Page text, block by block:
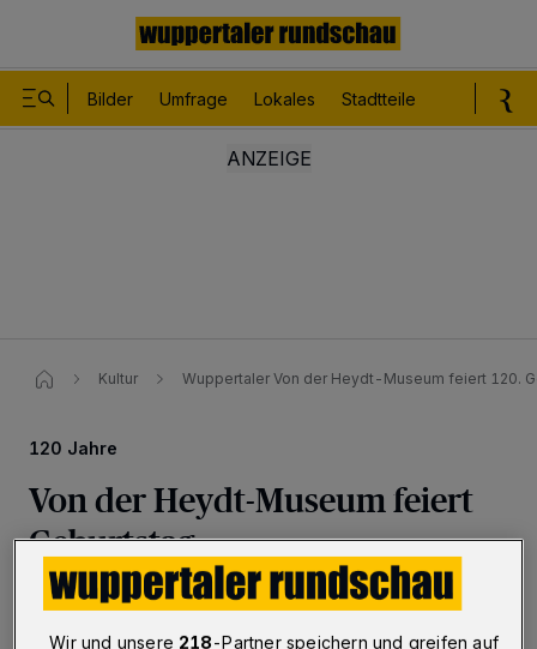
Bilder Umfrage Lokales Stadtteile
Kultur Wuppertaler Von der Heydt-Museum feiert 120.
120 Jahre
Von der Heydt-Museum feiert
Geburtstag
Wuppertal·Das Von der Heydt-Museum Wuppertal
Wir und unsere 218-Partner speichern und greifen auf